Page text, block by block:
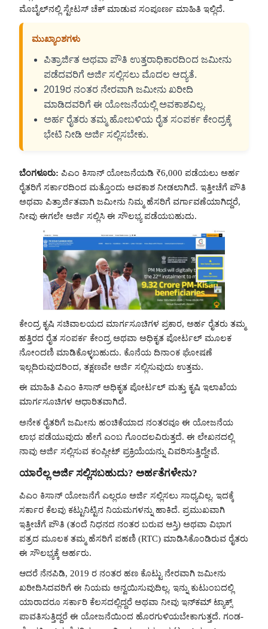
ಮೊಬೈಲ್‌ನಲ್ಲಿ ಸ್ಟೇಟಸ್ ಚೆಕ್ ಮಾಡುವ ಸಂಪೂರ್ಣ ಮಾಹಿತಿ ಇಲ್ಲಿದೆ.
ಮುಖ್ಯಾಂಶಗಳು
ಪಿತ್ರಾರ್ಜಿತ ಅಥವಾ ಪೌತಿ ಉತ್ತರಾಧಿಕಾರದಿಂದ ಜಮೀನು
ಪಡೆದವರಿಗೆ ಅರ್ಜಿ ಸಲ್ಲಿಸಲು ಮೊದಲ ಆದ್ಯತೆ.
2019ರ ನಂತರ ನೇರವಾಗಿ ಜಮೀನು ಖರೀದಿ
ಮಾಡಿದವರಿಗೆ ಈ ಯೋಜನೆಯಲ್ಲಿ ಅವಕಾಶವಿಲ್ಲ.
ಅರ್ಹ ರೈತರು ತಮ್ಮ ಹೋಬಳಿಯ ರೈತ ಸಂಪರ್ಕ ಕೇಂದ್ರಕ್ಕೆ
ಭೇಟಿ ನೀಡಿ ಅರ್ಜಿ ಸಲ್ಲಿಸಬೇಕು.
ಬೆಂಗಳೂರು: ಪಿಎಂ ಕಿಸಾನ್ ಯೋಜನೆಯಡಿ ₹6,000 ಪಡೆಯಲು ಅರ್ಹ
ರೈತರಿಗೆ ಸರ್ಕಾರದಿಂದ ಮತ್ತೊಂದು ಅವಕಾಶ ನೀಡಲಾಗಿದೆ. ಇತ್ತೀಚೆಗೆ ಪೌತಿ
ಅಥವಾ ಪಿತ್ರಾರ್ಜಿತವಾಗಿ ಜಮೀನು ನಿಮ್ಮ ಹೆಸರಿಗೆ ವರ್ಗಾವಣೆಯಾಗಿದ್ದರೆ,
ನೀವು ಈಗಲೇ ಅರ್ಜಿ ಸಲ್ಲಿಸಿ ಈ ಸೌಲಭ್ಯ ಪಡೆಯಬಹುದು.
ಕೇಂದ್ರ ಕೃಷಿ ಸಚಿವಾಲಯದ ಮಾರ್ಗಸೂಚಿಗಳ ಪ್ರಕಾರ, ಅರ್ಹ ರೈತರು ತಮ್ಮ
ಹತ್ತಿರದ ರೈತ ಸಂಪರ್ಕ ಕೇಂದ್ರ ಅಥವಾ ಅಧಿಕೃತ ಪೋರ್ಟಲ್ ಮೂಲಕ
ನೋಂದಣಿ ಮಾಡಿಕೊಳ್ಳಬಹುದು. ಕೊನೆಯ ದಿನಾಂಕ ಘೋಷಣೆ
ಇಲ್ಲದಿರುವುದರಿಂದ, ತಕ್ಷಣವೇ ಅರ್ಜಿ ಸಲ್ಲಿಸುವುದು ಉತ್ತಮ.
ಈ ಮಾಹಿತಿ ಪಿಎಂ ಕಿಸಾನ್ ಅಧಿಕೃತ ಪೋರ್ಟಲ್ ಮತ್ತು ಕೃಷಿ ಇಲಾಖೆಯ
ಮಾರ್ಗಸೂಚಿಗಳ ಆಧಾರಿತವಾಗಿದೆ.
ಅನೇಕ ರೈತರಿಗೆ ಜಮೀನು ಹಂಚಿಕೆಯಾದ ನಂತರವೂ ಈ ಯೋಜನೆಯ
ಲಾಭ ಪಡೆಯುವುದು ಹೇಗೆ ಎಂಬ ಗೊಂದಲವಿರುತ್ತದೆ. ಈ ಲೇಖನದಲ್ಲಿ
ನಾವು ಅರ್ಜಿ ಸಲ್ಲಿಸುವ ಕಂಪ್ಲೀಟ್ ಪ್ರಕ್ರಿಯೆಯನ್ನು ವಿವರಿಸುತ್ತಿದ್ದೇವೆ.
ಯಾರೆಲ್ಲ ಅರ್ಜಿ ಸಲ್ಲಿಸಬಹುದು? ಅರ್ಹತೆಗಳೇನು?
ಪಿಎಂ ಕಿಸಾನ್ ಯೋಜನೆಗೆ ಎಲ್ಲರೂ ಅರ್ಜಿ ಸಲ್ಲಿಸಲು ಸಾಧ್ಯವಿಲ್ಲ. ಇದಕ್ಕೆ
ಸರ್ಕಾರ ಕೆಲವು ಕಟ್ಟುನಿಟ್ಟಿನ ನಿಯಮಗಳನ್ನು ಹಾಕಿದೆ. ಪ್ರಮುಖವಾಗಿ
ಇತ್ತೀಚೆಗೆ ಪೌತಿ (ತಂದೆ ನಿಧನದ ನಂತರ ಬರುವ ಆಸ್ತಿ) ಅಥವಾ ವಿಭಾಗ
ಪತ್ರದ ಮೂಲಕ ತಮ್ಮ ಹೆಸರಿಗೆ ಪಹಣಿ (RTC) ಮಾಡಿಸಿಕೊಂಡಿರುವ ರೈತರು
ಈ ಸೌಲಭ್ಯಕ್ಕೆ ಅರ್ಹರು.
ಆದರೆ ನೆನಪಿಡಿ, 2019 ರ ನಂತರ ಹಣ ಕೊಟ್ಟು ನೇರವಾಗಿ ಜಮೀನು
ಖರೀದಿಸಿದವರಿಗೆ ಈ ನಿಯಮ ಅನ್ವಯಿಸುವುದಿಲ್ಲ. ಇನ್ನು ಕುಟುಂಬದಲ್ಲಿ
ಯಾರಾದರೂ ಸರ್ಕಾರಿ ಕೆಲಸದಲ್ಲಿದ್ದರೆ ಅಥವಾ ನೀವು ಇನ್‌ಕಮ್ ಟ್ಯಾಕ್ಸ್
ಪಾವತಿಸುತ್ತಿದ್ದರೆ ಈ ಯೋಜನೆಯಿಂದ ಹೊರಗುಳಿಯಬೇಕಾಗುತ್ತದೆ. ಗಂಡ-